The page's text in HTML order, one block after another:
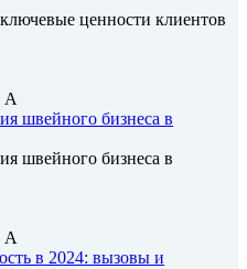
ценности клиентов
А
швейного бизнеса в
швейного бизнеса в
А
в 2024: вызовы и